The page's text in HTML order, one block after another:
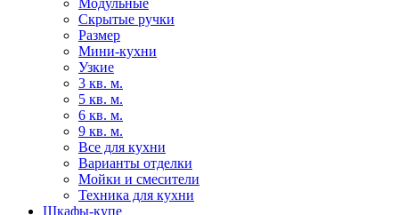
Модульные
Скрытые ручки
Размер
Мини-кухни
Узкие
3 кв. м.
5 кв. м.
6 кв. м.
9 кв. м.
Все для кухни
Варианты отделки
Мойки и смесители
Техника для кухни
Шкафы-купе